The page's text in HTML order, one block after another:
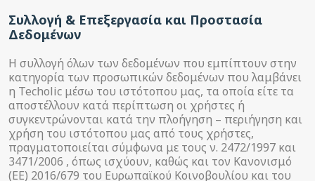
Συλλογή & Επεξεργασία και Προστασία
Δεδομένων
Η συλλογή όλων των δεδομένων που εμπίπτουν στην
κατηγορία των προσωπικών δεδομένων που λαμβάνει
η Techolic μέσω του ιστότοπου μας, τα οποία είτε τα
αποστέλλουν κατά περίπτωση οι χρήστες ή
συγκεντρώνονται κατά την πλοήγηση – περιήγηση και
χρήση του ιστότοπου μας από τους χρήστες,
πραγματοποιείται σύμφωνα με τους ν. 2472/1997 και
3471/2006 , όπως ισχύουν, καθώς και τον Κανονισμό
(ΕΕ) 2016/679 του Ευρωπαϊκού Κοινοβουλίου και του